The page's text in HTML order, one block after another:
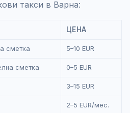
такси в Варна:
ЦЕНА
сметка 5–10 EUR
сметка 0–5 EUR
3–15 EUR
2–5 EUR/мес.